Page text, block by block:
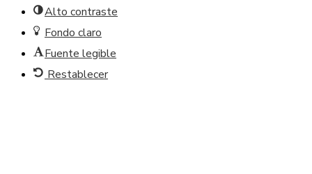
Alto contraste
Fondo claro
Fuente legible
Restablecer